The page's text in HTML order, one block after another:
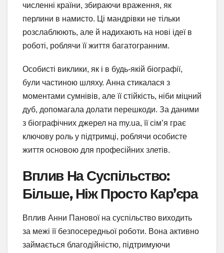
численні країни, збираючи враження, як
перлини в намисто. Ці мандрівки не тільки
розслаблюють, але й надихають на нові ідеї в
роботі, роблячи її життя багатогранним.
Особисті виклики, як і в будь-якій біографії,
були частиною шляху. Анна стикалася з
моментами сумнівів, але її стійкість, ніби міцний
дуб, допомагала долати перешкоди. За даними
з біографічних джерел на my.ua, її сім’я грає
ключову роль у підтримці, роблячи особисте
життя основою для професійних злетів.
Вплив На Суспільство:
Більше, Ніж Просто Кар’єра
Вплив Анни Панової на суспільство виходить
за межі її безпосередньої роботи. Вона активно
займається благодійністю, підтримуючи